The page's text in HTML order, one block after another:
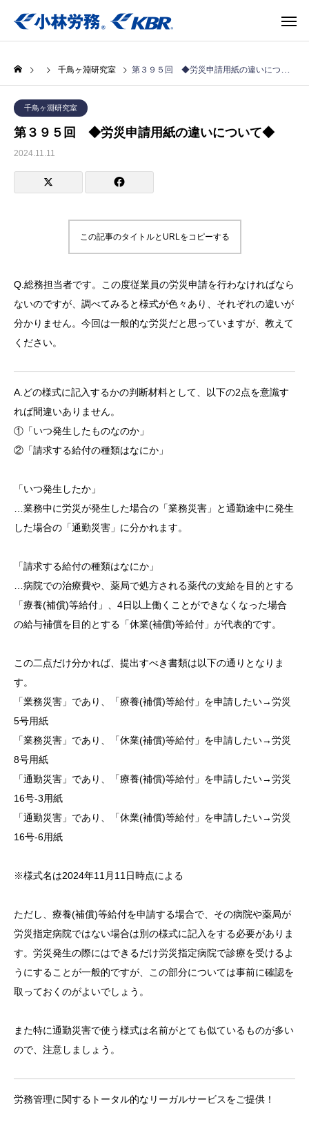
千鳥ヶ淵研究室 第３９５回 ◆労災申請用紙の違いについて◆
千鳥ヶ淵研究室
第３９５回 ◆労災申請用紙の違いについて◆
2024.11.11
この記事のタイトルとURLをコピーする
Q.総務担当者です。この度従業員の労災申請を行わなければなら
ないのですが、調べてみると様式が色々あり、それぞれの違いが
分かりません。今回は一般的な労災だと思っていますが、教えて
ください。
A.どの様式に記入するかの判断材料として、以下の2点を意識す
れば間違いありません。
①「いつ発生したものなのか」
②「請求する給付の種類はなにか」
「いつ発生したか」
…業務中に労災が発生した場合の「業務災害」と通勤途中に発生
した場合の「通勤災害」に分かれます。
「請求する給付の種類はなにか」
…病院での治療費や、薬局で処方される薬代の支給を目的とする
「療養(補償)等給付」、4日以上働くことができなくなった場合
の給与補償を目的とする「休業(補償)等給付」が代表的です。
この二点だけ分かれば、提出すべき書類は以下の通りとなりま
す。
「業務災害」であり、「療養(補償)等給付」を申請したい→労災
5号用紙
「業務災害」であり、「休業(補償)等給付」を申請したい→労災
8号用紙
「通勤災害」であり、「療養(補償)等給付」を申請したい→労災
16号-3用紙
「通勤災害」であり、「休業(補償)等給付」を申請したい→労災
16号-6用紙
※様式名は2024年11月11日時点による
ただし、療養(補償)等給付を申請する場合で、その病院や薬局が
労災指定病院ではない場合は別の様式に記入をする必要がありま
す。労災発生の際にはできるだけ労災指定病院で診療を受けるよ
うにすることが一般的ですが、この部分については事前に確認を
取っておくのがよいでしょう。
また特に通勤災害で使う様式は名前がとても似ているものが多い
ので、注意しましょう。
労務管理に関するトータル的なリーガルサービスをご提供！